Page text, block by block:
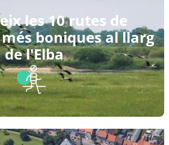
les 10 rutes de
boniques al llarg
de l'Elba